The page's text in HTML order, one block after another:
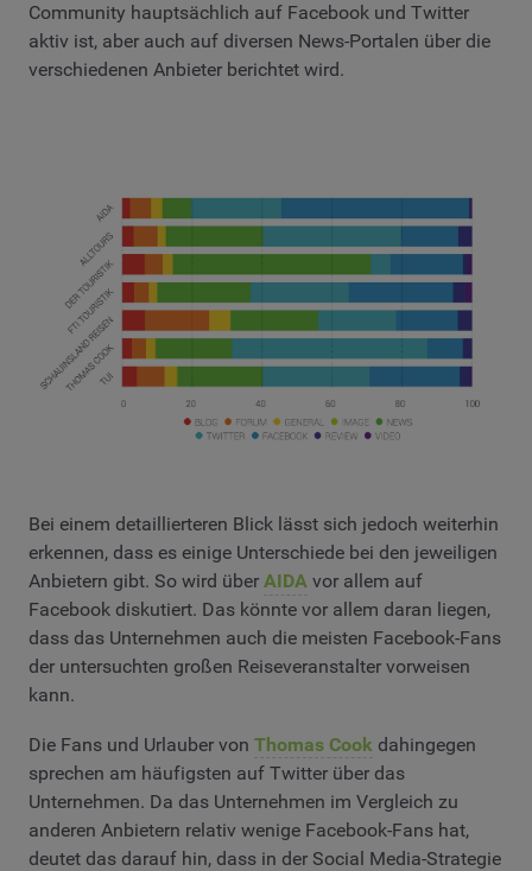
Community hauptsächlich auf Facebook und Twitter
aktiv ist, aber auch auf diversen News-Portalen über die
verschiedenen Anbieter berichtet wird.
Bei einem detaillierteren Blick lässt sich jedoch weiterhin
erkennen, dass es einige Unterschiede bei den jeweiligen
Anbietern gibt. So wird über AIDA vor allem auf
Facebook diskutiert. Das könnte vor allem daran liegen,
dass das Unternehmen auch die meisten Facebook-Fans
der untersuchten großen Reiseveranstalter vorweisen
kann.
Die Fans und Urlauber von Thomas Cook dahingegen
sprechen am häufigsten auf Twitter über das
Unternehmen. Da das Unternehmen im Vergleich zu
anderen Anbietern relativ wenige Facebook-Fans hat,
deutet das darauf hin, dass in der Social Media-Strategie